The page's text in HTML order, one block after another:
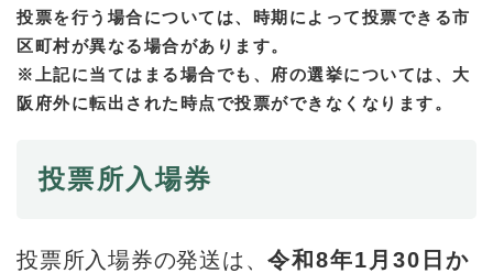
投票を行う場合については、時期によって投票できる市
区町村が異なる場合があります。
※上記に当てはまる場合でも、府の選挙については、大
阪府外に転出された時点で投票ができなくなります。
投票所入場券
投票所入場券の発送は、令和8年1月30日か